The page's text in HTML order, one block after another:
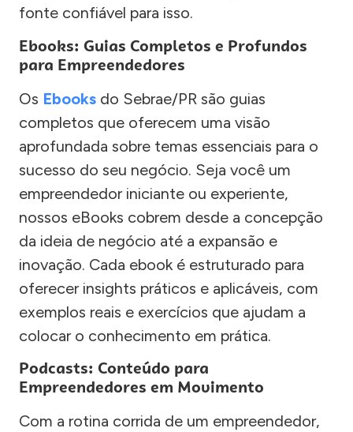
fonte confiável para isso.
Ebooks: Guias Completos e Profundos
para Empreendedores
Os Ebooks do Sebrae/PR são guias
completos que oferecem uma visão
aprofundada sobre temas essenciais para o
sucesso do seu negócio. Seja você um
empreendedor iniciante ou experiente,
nossos eBooks cobrem desde a concepção
da ideia de negócio até a expansão e
inovação. Cada ebook é estruturado para
oferecer insights práticos e aplicáveis, com
exemplos reais e exercícios que ajudam a
colocar o conhecimento em prática.
Podcasts: Conteúdo para
Empreendedores em Movimento
Com a rotina corrida de um empreendedor,